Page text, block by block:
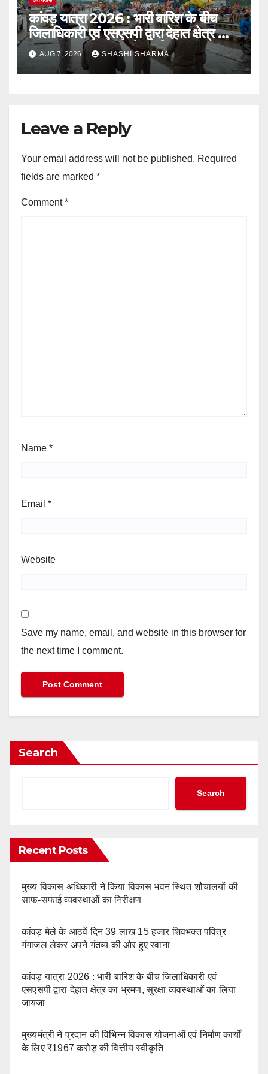
कांवड़ यात्रा 2026 : भारी बारिश के बीच
जिलाधिकारी एवं एसएसपी द्वारा देहात क्षेत्र का
भ्रमण, सुरक्षा व्यवस्थाओं का लिया जायजा
AUG 7, 2026 SHASHI SHARMA
Leave a Reply
Your email address will not be published. Required
fields are marked *
Comment*
Name *
Email *
Website
Save my name, email, and website in this browser for
the next time I comment.
Search
Search
Recent Posts
मुख्य विकास अधिकारी ने किया विकास भवन स्थित शौचालयों की
साफ-सफाई व्यवस्थाओं का निरीक्षण
कांवड़ मेले के आठवें दिन 39 लाख 15 हजार शिवभक्त पवित्र
गंगाजल लेकर अपने गंतव्य की ओर हुए रवाना
कांवड़ यात्रा 2026 : भारी बारिश के बीच जिलाधिकारी एवं
एसएसपी द्वारा देहात क्षेत्र का भ्रमण, सुरक्षा व्यवस्थाओं का लिया
जायजा
मुख्यमंत्री ने प्रदान की विभिन्न विकास योजनाओं एवं निर्माण कार्यों
के लिए ₹1967 करोड़ की वित्तीय स्वीकृति